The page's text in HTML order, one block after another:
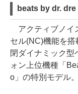
beats by dr.
アクティブノイ
セル(NC)機能を搭
閉ダイナミック型
ォン上位機種「
o」の特別モデル。